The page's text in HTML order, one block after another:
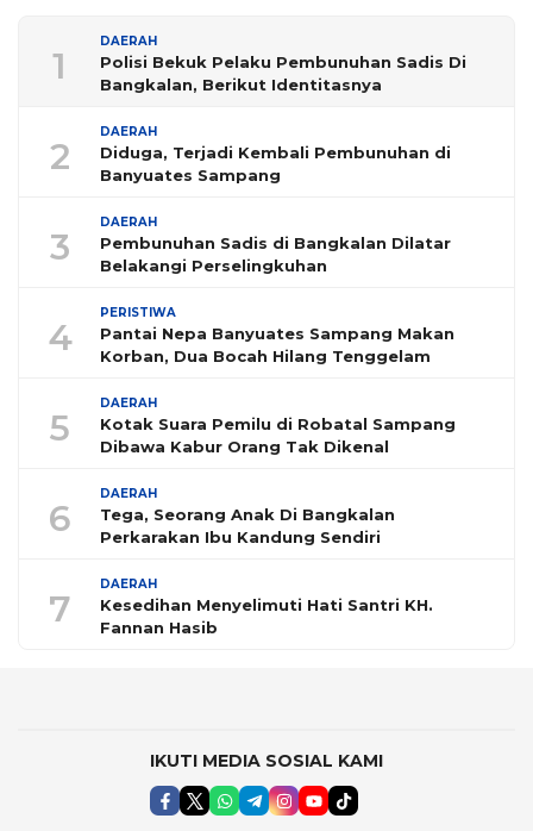
1
DAERAH
Polisi Bekuk Pelaku Pembunuhan Sadis Di
Bangkalan, Berikut Identitasnya
2
DAERAH
Diduga, Terjadi Kembali Pembunuhan di
Banyuates Sampang
3
DAERAH
Pembunuhan Sadis di Bangkalan Dilatar
Belakangi Perselingkuhan
4
PERISTIWA
Pantai Nepa Banyuates Sampang Makan
Korban, Dua Bocah Hilang Tenggelam
5
DAERAH
Kotak Suara Pemilu di Robatal Sampang
Dibawa Kabur Orang Tak Dikenal
6
DAERAH
Tega, Seorang Anak Di Bangkalan
Perkarakan Ibu Kandung Sendiri
7
DAERAH
Kesedihan Menyelimuti Hati Santri KH.
Fannan Hasib
IKUTI MEDIA SOSIAL KAMI